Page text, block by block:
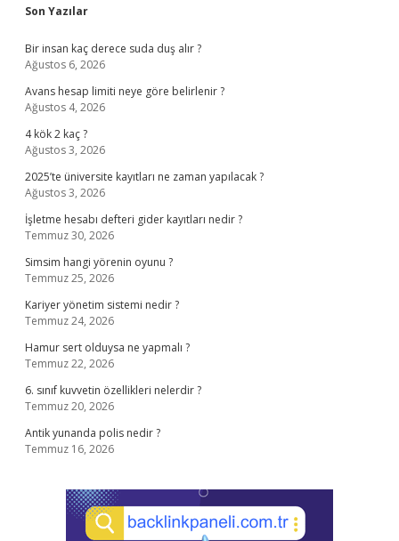
Sidebar
Son Yazılar
Bir insan kaç derece suda duş alır ?
Ağustos 6, 2026
Avans hesap limiti neye göre belirlenir ?
Ağustos 4, 2026
4 kök 2 kaç ?
Ağustos 3, 2026
2025’te üniversite kayıtları ne zaman yapılacak ?
Ağustos 3, 2026
İşletme hesabı defteri gider kayıtları nedir ?
Temmuz 30, 2026
Simsim hangi yörenin oyunu ?
Temmuz 25, 2026
Kariyer yönetim sistemi nedir ?
Temmuz 24, 2026
Hamur sert olduysa ne yapmalı ?
Temmuz 22, 2026
6. sınıf kuvvetin özellikleri nelerdir ?
Temmuz 20, 2026
Antik yunanda polis nedir ?
Temmuz 16, 2026